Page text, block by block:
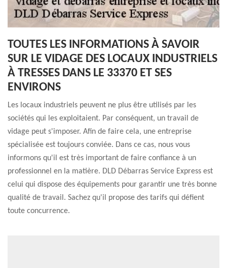
TOUTES LES INFORMATIONS À SAVOIR
SUR LE VIDAGE DES LOCAUX INDUSTRIELS
À TRESSES DANS LE 33370 ET SES
ENVIRONS
Les locaux industriels peuvent ne plus être utilisés par les
sociétés qui les exploitaient. Par conséquent, un travail de
vidage peut s'imposer. Afin de faire cela, une entreprise
spécialisée est toujours conviée. Dans ce cas, nous vous
informons qu'il est très important de faire confiance à un
professionnel en la matière. DLD Débarras Service Express est
celui qui dispose des équipements pour garantir une très bonne
qualité de travail. Sachez qu'il propose des tarifs qui défient
toute concurrence.